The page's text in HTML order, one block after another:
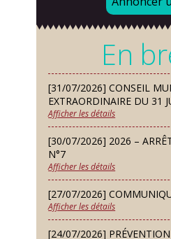
Samedi 12 Sep
Défi de pêche aux
lure house)
Dimanche 13 Sep
Repas de fouées
Lundi 14 Sep
Conseil municipal
2026
Jeudi 24 Sep
Permanence des
Bâtiments de France
Samedi 26 Sep
En
[31/07/2026] CONSEIL
EXTRAORDINAIRE DU 31
Afficher les détails
[30/07/2026] 2026 –
N°7
Afficher les détails
[27/07/2026]
Afficher les détails
[24/07/2026]